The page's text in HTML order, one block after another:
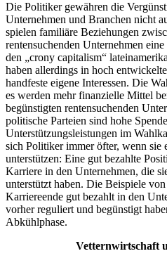
Die Politiker gewähren die
Unternehmen und Branchen nicht
spielen familiäre Beziehungen
rentensuchenden Unternehmen
den „crony capitalism“
haben allerdings in hoch
handfeste eigene Interessen. Die
es werden mehr finanzielle Mittel
begünstigten rentensuchenden
politische Parteien sind hohe
Unterstützungsleistungen im
sich Politiker immer öfter, wenn sie
unterstützen: Eine gut bezahlte
Karriere in den Unternehmen, die
unterstützt haben. Die Beispiele
Karriereende gut bezahlt in den
vorher reguliert und begünstigt
Abkühlphase.
Vetternwirtschaft